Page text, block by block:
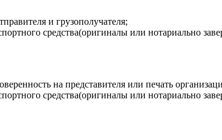
и грузополучателя;
средства(оригиналы или нотариально
на представителя или печать
средства(оригиналы или нотариально